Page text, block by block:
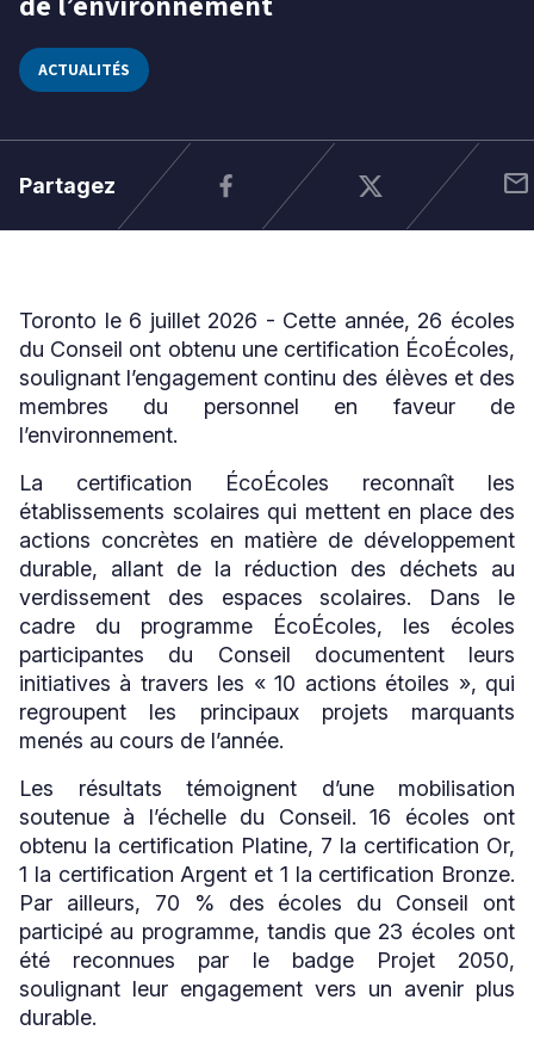
Niveau
Secondaire
ACTUALITÉS
Partagez mail
Toronto le 6 juillet 2026 - Cette année, 26 écoles
du Conseil ont obtenu une certification ÉcoÉcoles,
soulignant l’engagement continu des élèves et des
membres du personnel en faveur de
l’environnement.
La certification ÉcoÉcoles reconnaît les
établissements scolaires qui mettent en place des
actions concrètes en matière de développement
durable, allant de la réduction des déchets au
verdissement des espaces scolaires. Dans le
cadre du programme ÉcoÉcoles, les écoles
participantes du Conseil documentent leurs
initiatives à travers les « 10 actions étoiles », qui
regroupent les principaux projets marquants
menés au cours de l’année.
Les résultats témoignent d’une mobilisation
soutenue à l’échelle du Conseil. 16 écoles ont
obtenu la certification Platine, 7 la certification Or,
1 la certification Argent et 1 la certification Bronze.
Par ailleurs, 70 % des écoles du Conseil ont
participé au programme, tandis que 23 écoles ont
été reconnues par le badge Projet 2050,
soulignant leur engagement vers un avenir plus
durable.